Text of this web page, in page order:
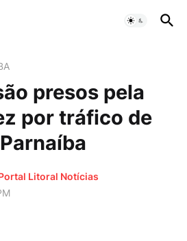
presos pela
por tráfico de
Litoral Notícias